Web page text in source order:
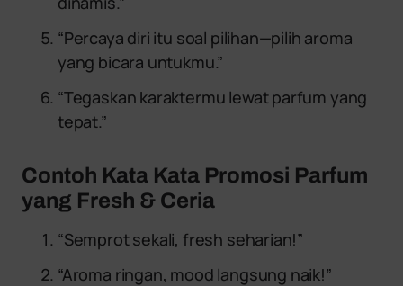
“Percaya diri itu soal pilihan—pilih aroma
yang bicara untukmu.”
“Tegaskan karaktermu lewat parfum yang
tepat.”
Contoh Kata Kata Promosi Parfum
yang Fresh & Ceria
“Semprot sekali, fresh seharian!”
“Aroma ringan, mood langsung naik!”